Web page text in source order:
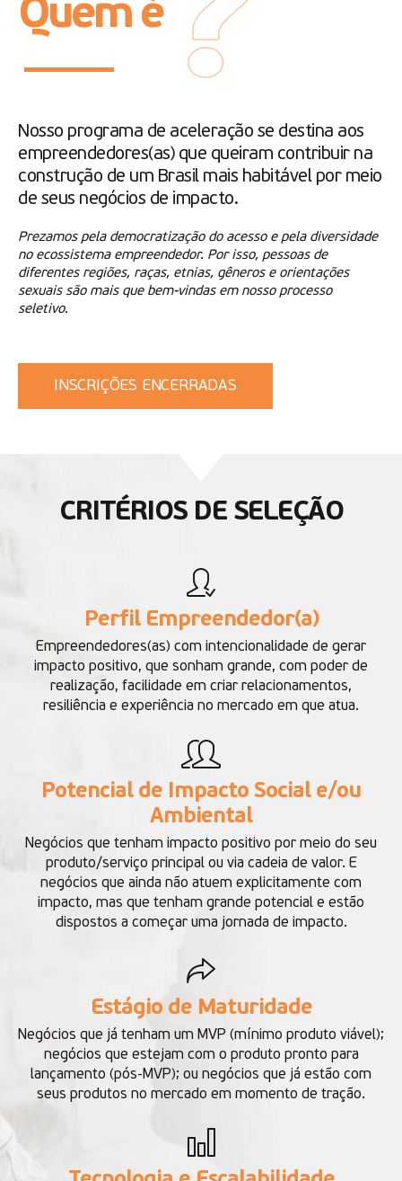
Quem é
Nosso programa de aceleração se destina aos
empreendedores(as) que queiram contribuir na
construção de um Brasil mais habitável por meio
de seus negócios de impacto.
Prezamos pela democratização do acesso e pela diversidade
no ecossistema empreendedor. Por isso, pessoas de
diferentes regiões, raças, etnias, gêneros e orientações
sexuais são mais que bem-vindas em nosso processo
seletivo.
INSCRIÇÕES ENCERRADAS
CRITÉRIOS DE SELEÇÃO
Perfil Empreendedor(a)
Empreendedores(as) com intencionalidade de gerar
impacto positivo, que sonham grande, com poder de
realização, facilidade em criar relacionamentos,
resiliência e experiência no mercado em que atua.
Potencial de Impacto Social e/ou
Ambiental
Negócios que tenham impacto positivo por meio do seu
produto/serviço principal ou via cadeia de valor. E
negócios que ainda não atuem explicitamente com
impacto, mas que tenham grande potencial e estão
dispostos a começar uma jornada de impacto.
Estágio de Maturidade
Negócios que já tenham um MVP (mínimo produto viável);
negócios que estejam com o produto pronto para
lançamento (pós-MVP); ou negócios que já estão com
seus produtos no mercado em momento de tração.